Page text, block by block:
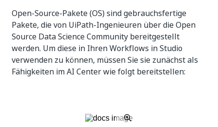
Open-Source-Pakete (OS) sind gebrauchsfertige
Pakete, die von UiPath-Ingenieuren über die Open
Source Data Science Community bereitgestellt
werden. Um diese in Ihren Workflows in Studio
verwenden zu können, müssen Sie sie zunächst als
Fähigkeiten im AI Center wie folgt bereitstellen: